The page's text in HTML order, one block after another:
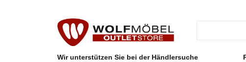
Wir unterstützen Sie bei der Händlersuche